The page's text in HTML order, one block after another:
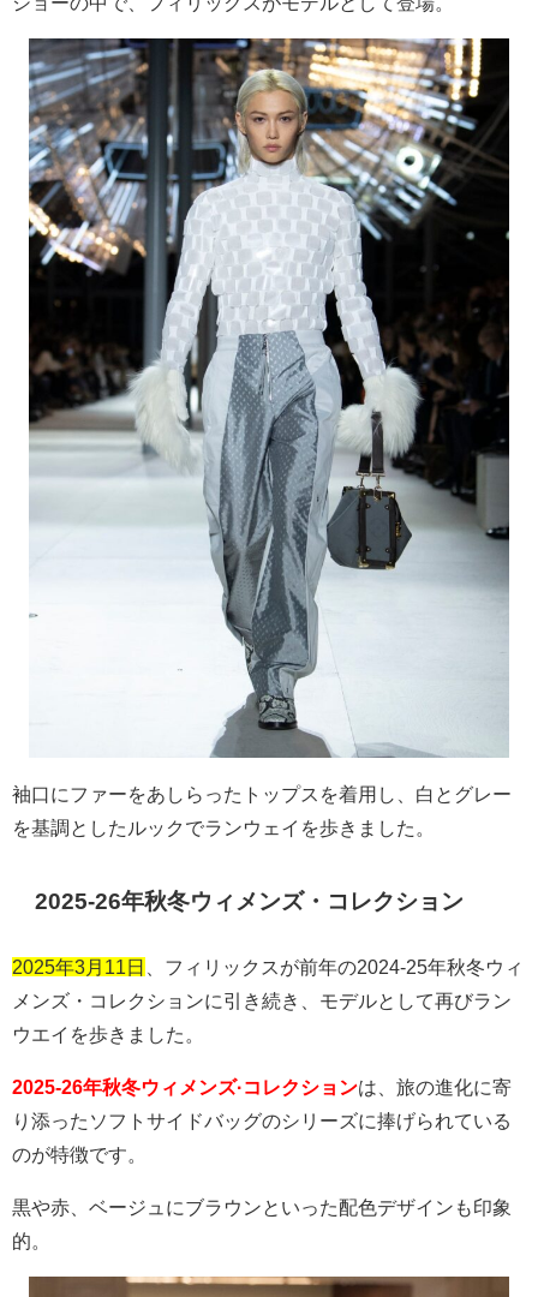
袖口にファーをあしらったトップスを着用し、白とグレー
を基調としたルックでランウェイを歩きました。
2025-26年秋冬ウィメンズ・コレクション
2025年3月11日 、フィリックスが前年の2024-25年秋冬ウィ
メンズ・コレクションに引き続き、モデルとして再びラン
ウエイを歩きました。
2025-26年秋冬ウィメンズ·コレクションは、旅の進化に寄
り添ったソフトサイドバッグのシリーズに捧げられている
のが特徴です。
黒や赤、ベージュにブラウンといった配色デザインも印象
的。